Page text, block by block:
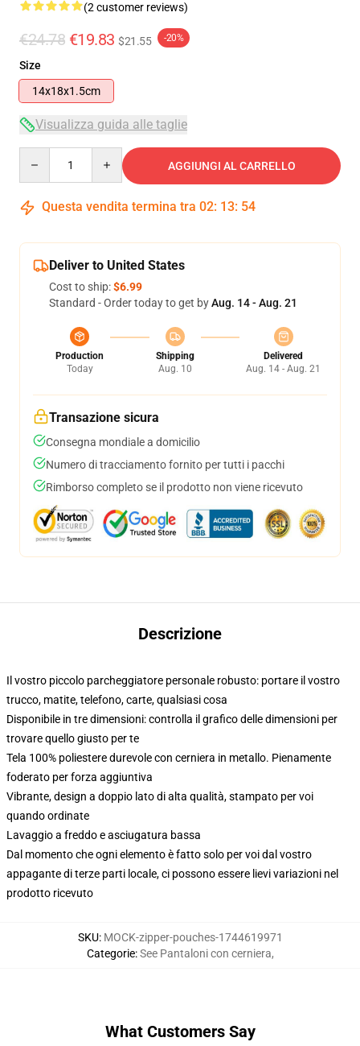
(2 customer reviews)
€24.78 €19.83 $21.55 -20%
Size
14x18x1.5cm
Visualizza guida alle taglie
AGGIUNGI AL CARRELLO
Questa vendita termina tra 02: 13: 54
Deliver to United States
Cost to ship:$6.99
Standard - Order today to get byAug. 14 - Aug. 21
Production
Today
Shipping
Aug. 10
Delivered
Aug. 14 - Aug. 21
Transazione sicura
Consegna mondiale a domicilio
Numero di tracciamento fornito per tutti i pacchi
Rimborso completo se il prodotto non viene ricevuto
Descrizione
Il vostro piccolo parcheggiatore personale robusto: portare il vostro
trucco, matite, telefono, carte, qualsiasi cosa
Disponibile in tre dimensioni: controlla il grafico delle dimensioni per
trovare quello giusto per te
Tela 100% poliestere durevole con cerniera in metallo. Pienamente
foderato per forza aggiuntiva
Vibrante, design a doppio lato di alta qualità, stampato per voi
quando ordinate
Lavaggio a freddo e asciugatura bassa
Dal momento che ogni elemento è fatto solo per voi dal vostro
appagante di terze parti locale, ci possono essere lievi variazioni nel
prodotto ricevuto
SKU: MOCK-zipper-pouches-1744619971
Categorie:See Pantaloni con cerniera,
What Customers Say